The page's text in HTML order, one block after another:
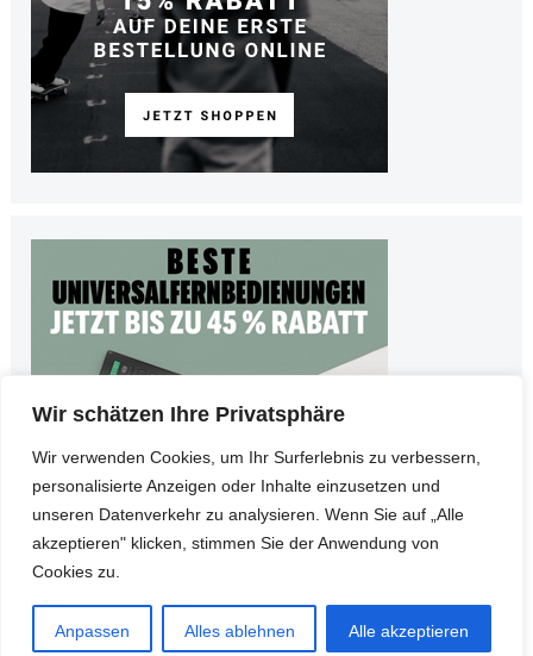
Wir schätzen Ihre Privatsphäre
Wir verwenden Cookies, um Ihr Surferlebnis zu verbessern,
personalisierte Anzeigen oder Inhalte einzusetzen und
unseren Datenverkehr zu analysieren. Wenn Sie auf „Alle
akzeptieren" klicken, stimmen Sie der Anwendung von
Cookies zu.
Anpassen Alles ablehnen Alle akzeptieren